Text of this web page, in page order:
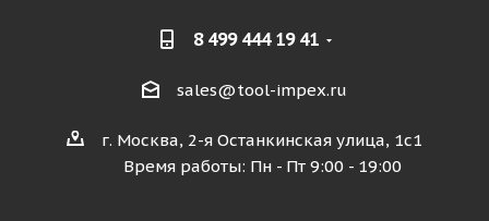
8 499 444 19 41
sales@tool-impex.ru
г. Москва, 2-я Останкинская улица, 1с1
Время работы: Пн - Пт 9:00 - 19:00